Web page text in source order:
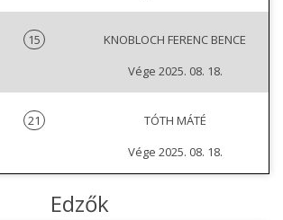
15
KNOBLOCH FERENC BENCE
Vége 2025. 08. 18.
21
TÓTH MÁTÉ
Vége 2025. 08. 18.
Edzők